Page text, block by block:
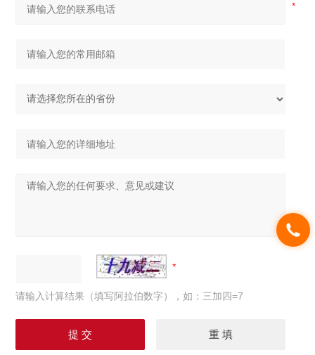
请输入计算结果（填写阿拉伯数字），如：三加四=7